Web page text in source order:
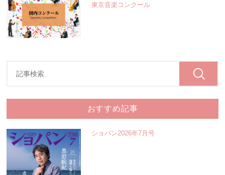
東京音楽コンクール
おすすめ記事
ショパン2026年7月号